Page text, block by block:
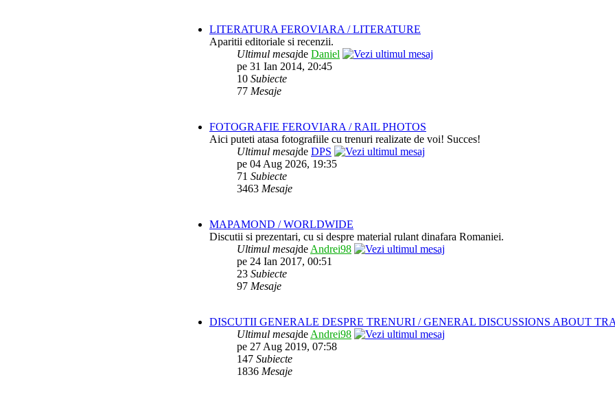
LITERATURA FEROVIARA / LITERATURE
Aparitii editoriale si recenzii.
Ultimul mesajde Daniel
pe 31 Ian 2014, 20:45
10 Subiecte
77 Mesaje
FOTOGRAFIE FEROVIARA / RAIL PHOTOS
Aici puteti atasa fotografiile cu trenuri realizate de voi! Succes!
Ultimul mesajde DPS
pe 04 Aug 2026, 19:35
71 Subiecte
3463 Mesaje
MAPAMOND / WORLDWIDE
Discutii si prezentari, cu si despre material rulant dinafara Romaniei.
Ultimul mesajde Andrei98
pe 24 Ian 2017, 00:51
23 Subiecte
97 Mesaje
DISCUTII GENERALE DESPRE TRENURI / GENERAL DISCUSSIONS ABOUT
Ultimul mesajde Andrei98
pe 27 Aug 2019, 07:58
147 Subiecte
1836 Mesaje